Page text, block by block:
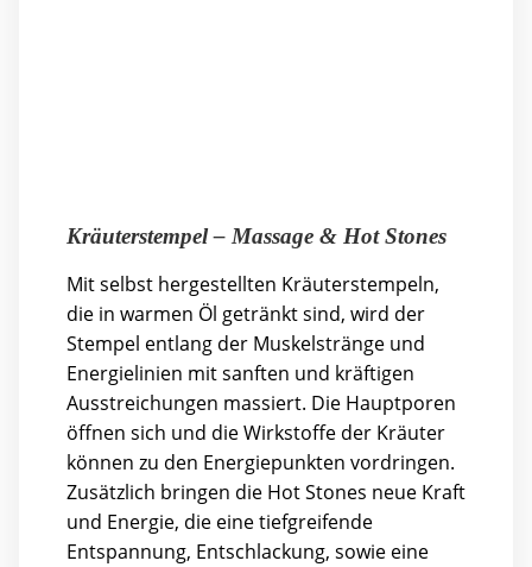
Kräuterstempel – Massage & Hot Stones
Mit selbst hergestellten Kräuterstempeln,
die in warmen Öl getränkt sind, wird der
Stempel entlang der Muskelstränge und
Energielinien mit sanften und kräftigen
Ausstreichungen massiert. Die Hauptporen
öffnen sich und die Wirkstoffe der Kräuter
können zu den Energiepunkten vordringen.
Zusätzlich bringen die Hot Stones neue Kraft
und Energie, die eine tiefgreifende
Entspannung, Entschlackung, sowie eine